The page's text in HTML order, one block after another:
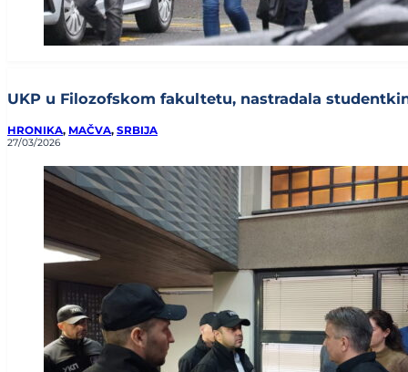
UKP u Filozofskom fakultetu, nastradala
HRONIKA, MAČVA, SRBIJA
27/03/2026